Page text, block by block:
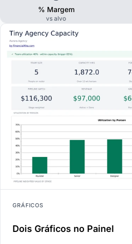
% Margem
vs alvo
GRÁFICOS
Dois Gráficos no Painel